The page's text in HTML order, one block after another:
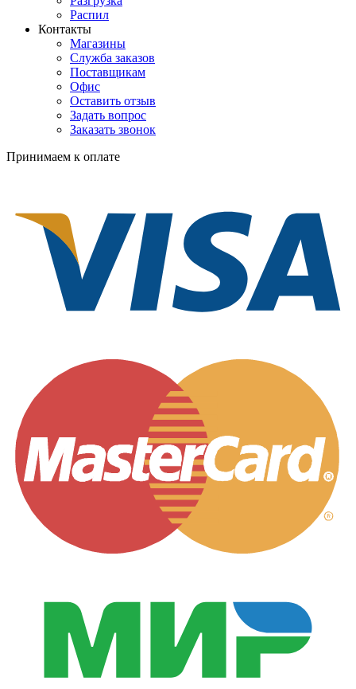
Распил
Контакты
Магазины
Служба заказов
Поставщикам
Офис
Оставить отзыв
Задать вопрос
Заказать звонок
Принимаем к оплате